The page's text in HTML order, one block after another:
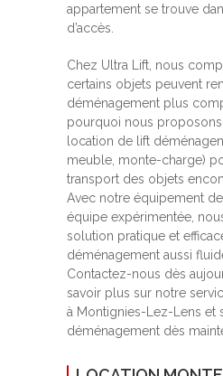
appartement se trouve
d’accès.
Chez Ultra Lift, nous
certains objets peuvent
déménagement plus
pourquoi nous
location de lift
meuble, monte-charge)
transport des objets
Avec notre équipement
équipe expérimentée,
solution pratique et
déménagement aussi
Contactez-nous dès
savoir plus sur notre
à Montignies-Lez-Lens et
déménagement dès